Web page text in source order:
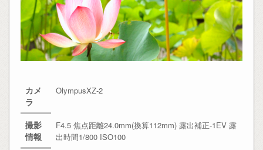
カメ
ラ
OlympusXZ-2
撮影
情報
F4.5 焦点距離24.0mm(換算112mm) 露出補正-1EV 露
出時間1/800 ISO100